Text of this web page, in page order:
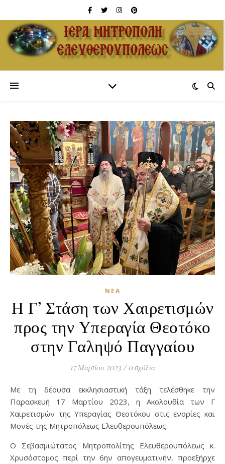
ΝΈΑ
Η Γ’ Στάση των Χαιρετισμών
προς την Υπεραγία Θεοτόκο
στην Γαληψό Παγγαίου
17 Μαρτίου 2023 / 0 σχόλια
Με τη δέουσα εκκλησιαστική τάξη τελέσθηκε την
Παρασκευή 17 Μαρτίου 2023, η Ακολουθία των Γ΄
Χαιρετισμών της Υπεραγίας Θεοτόκου στις ενορίες και
Μονές της Μητροπόλεως Ελευθερουπόλεως.
Ο Σεβασμιώτατος Μητροπολίτης Ελευθερουπόλεως κ.
Χρυσόστομος περί την 6ην απογευματινήν, προεξήρχε